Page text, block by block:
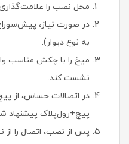
محل نصب را
در صورت نیاز،
به نوع دیوار).
میخ را با چکش مناسب
نشست کند.
در اتصالات حساس، از
پیچ+رول‌پلاک پیشنهاد
پس از نصب، اتصال را از